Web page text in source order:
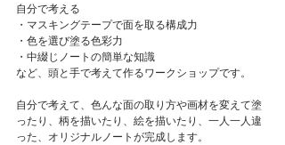
自分で考える
・マスキングテープで面を取る構成力
・色を選び塗る色彩力
・中綴じノートの簡単な知識
など、頭と手で考えて作るワークショップです。
自分で考えて、色んな面の取り方や画材を変えて塗
ったり、柄を描いたり、絵を描いたり、一人一人違
った、オリジナルノートが完成します。